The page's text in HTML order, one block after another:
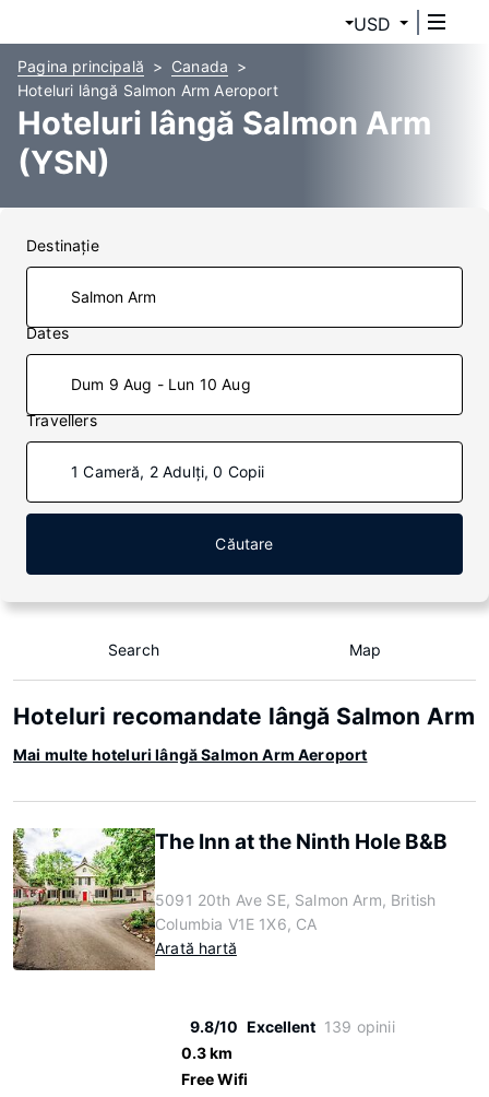
USD
Pagina principală
Canada
Hoteluri lângă Salmon Arm Aeroport
Hoteluri lângă Salmon Arm
(YSN)
Destinaţie
Dates
Dum 9 Aug - Lun 10 Aug
Travellers
1 Cameră, 2 Adulți, 0 Copii
Căutare
Search Map
Hoteluri recomandate lângă Salmon Arm
Mai multe hoteluri lângă Salmon Arm Aeroport
The Inn at the Ninth Hole B&B
5091 20th Ave SE, Salmon Arm, British
Columbia V1E 1X6, CA
Arată hartă
9.8/10 Excellent 139 opinii
0.3 km
Free Wifi